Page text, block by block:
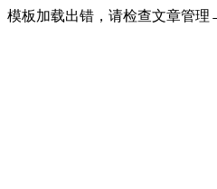
模板加载出错，请检查文章管